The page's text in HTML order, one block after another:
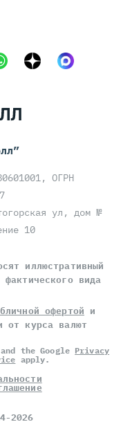
ОГРН
ул, дом №
10
иллюстративный
вида
офертой и
от курса валют
the Google Privacy
apply.
2026